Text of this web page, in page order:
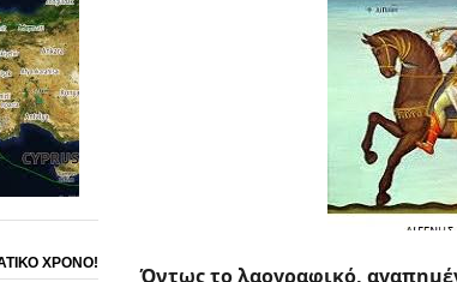
Όντως το λαογραφικό,
ΧΡΟΝΟ!